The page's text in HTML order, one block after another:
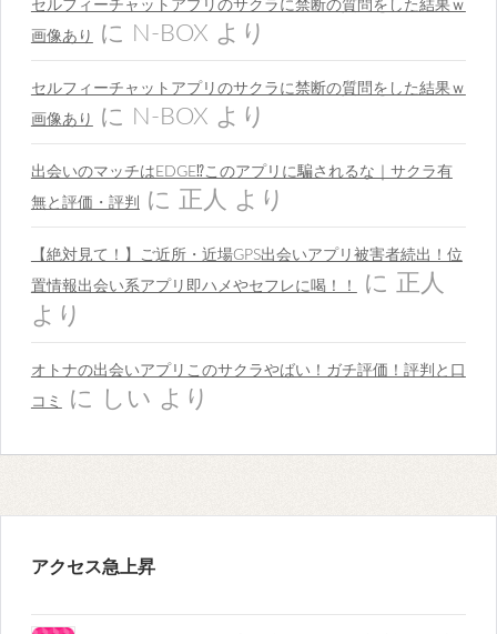
セルフィーチャットアプリのサクラに禁断の質問をした結果ｗ
画像あり
に N-BOX より
セルフィーチャットアプリのサクラに禁断の質問をした結果ｗ
画像あり
に N-BOX より
出会いのマッチはEDGE⁉︎このアプリに騙されるな｜サクラ有
無と評価・評判
に 正人 より
【絶対見て！】ご近所・近場GPS出会いアプリ被害者続出！位
置情報出会い系アプリ即ハメやセフレに喝！！
に
正人
より
オトナの出会いアプリこのサクラやばい！ガチ評価！評判と口
コミ
に しい より
アクセス急上昇